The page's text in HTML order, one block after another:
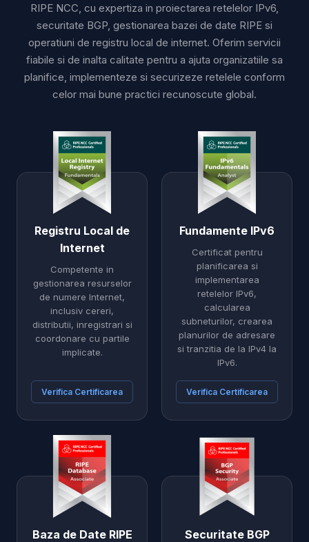
RIPE NCC, cu expertiza in proiectarea retelelor IPv6,
securitate BGP, gestionarea bazei de date RIPE si
operatiuni de registru local de internet. Oferim servicii
fiabile si de inalta calitate pentru a ajuta organizatiile sa
planifice, implementeze si securizeze retelele conform
celor mai bune practici recunoscute global.
Registru Local de
Internet
Competente in
gestionarea resurselor
de numere Internet,
inclusiv cereri,
distributii, inregistrari si
coordonare cu partile
implicate.
Verifica Certificarea
Fundamente IPv6
Certificat pentru
planificarea si
implementarea
retelelor IPv6,
calcularea
subneturilor, crearea
planurilor de adresare
si tranzitia de la IPv4 la
IPv6.
Verifica Certificarea
Baza de Date RIPE Securitate BGP